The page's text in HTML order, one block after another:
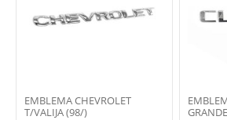
EMBLEMA CHEVROLET
T/VALIJA (98/)